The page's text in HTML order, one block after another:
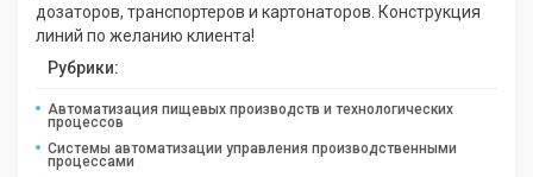
дозаторов, транспортеров и картонаторов. Конструкция
линий по желанию клиента!
Рубрики:
Автоматизация пищевых производств и технологических
процессов
Системы автоматизации управления производственными
процессами